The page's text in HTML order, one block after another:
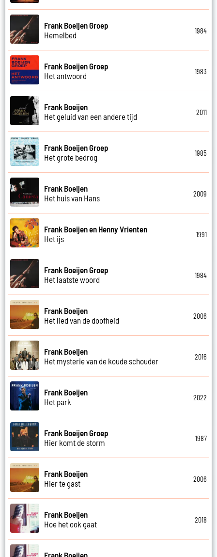
Frank Boeijen Groep
Hemelbed
1984
Frank Boeijen Groep
Het antwoord
1983
Frank Boeijen
Het geluid van een andere tijd
2011
Frank Boeijen Groep
Het grote bedrog
1985
Frank Boeijen
Het huis van Hans
2009
Frank Boeijen en Henny Vrienten
Het ijs
1991
Frank Boeijen Groep
Het laatste woord
1984
Frank Boeijen
Het lied van de doofheid
2006
Frank Boeijen
Het mysterie van de koude schouder
2016
Frank Boeijen
Het park
2022
Frank Boeijen Groep
Hier komt de storm
1987
Frank Boeijen
Hier te gast
2006
Frank Boeijen
Hoe het ook gaat
2018
Frank Boeijen